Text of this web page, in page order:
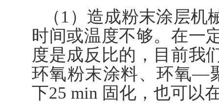
（1）造成粉末涂层
时间或温度不够。在一
度是成反比的，目前我
环氧粉末涂料、环氧—
下25 min 固化，也可以